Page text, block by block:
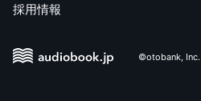
採用情報
©otobank, Inc.